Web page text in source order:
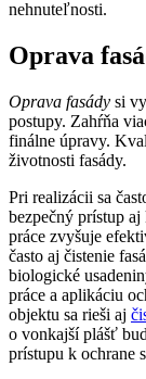
nehnuteľnosti.
Oprava
Oprava fasády si
postupy. Zahŕňa
finálne úpravy.
životnosti fasády.
Pri realizácii sa
bezpečný prístup
práce zvyšuje
často aj čistenie
biologické
práce a aplikáciu
objektu sa rieši aj
o vonkajší plášť
prístupu k ochrane